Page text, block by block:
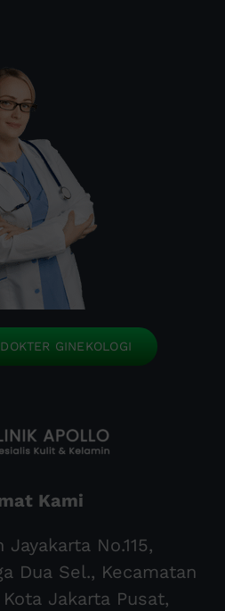
GINEKOLOGI
Kami
Jayakarta No.115,
Dua Sel., Kecamatan
Jakarta Pusat,